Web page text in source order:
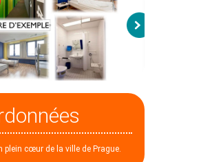
plein cœur de la ville de Prague.